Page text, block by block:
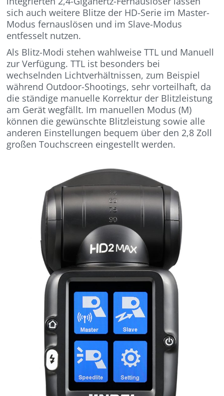
sich auch weitere Blitze der HD-Serie im Master-
Modus fernauslösen und im Slave-Modus
entfesselt nutzen.
Als Blitz-Modi stehen wahlweise TTL und Manuell
zur Verfügung. TTL ist besonders bei
wechselnden Lichtverhältnissen, zum Beispiel
während Outdoor-Shootings, sehr vorteilhaft, da
die ständige manuelle Korrektur der Blitzleistung
am Gerät wegfällt. Im manuellen Modus (M)
können die gewünschte Blitzleistung sowie alle
anderen Einstellungen bequem über den 2,8 Zoll
großen Touchscreen eingestellt werden.